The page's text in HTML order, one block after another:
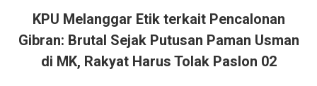
navigation
Previous
post:
KPU Melanggar Etik terkait Pencalonan
Gibran: Brutal Sejak Putusan Paman Usman
di MK, Rakyat Harus Tolak Paslon 02